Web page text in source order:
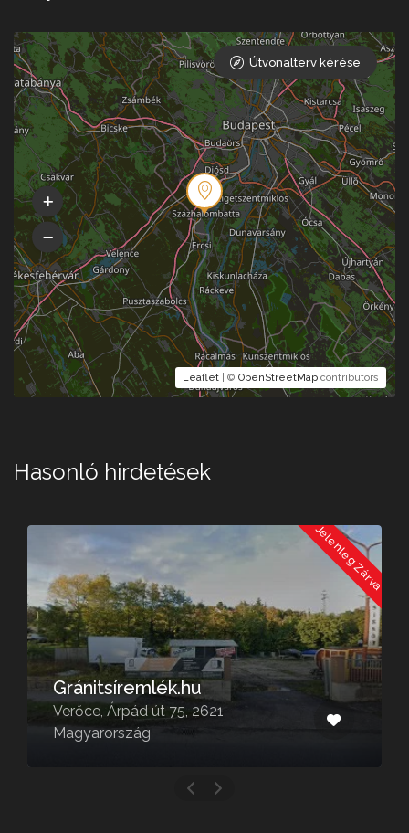
Leaflet | © OpenStreetMap contributors
Útvonalterv kérése
Hasonló hirdetések
Jelenleg Zárva
Szabó László
Veresegyház, Kálvin u. 23, 2112